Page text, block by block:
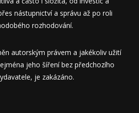
nástupnictví a správu až po roli
rozhodování.
autorským právem a jakékoliv užití
jeho šíření bez předchozího
je zakázáno.